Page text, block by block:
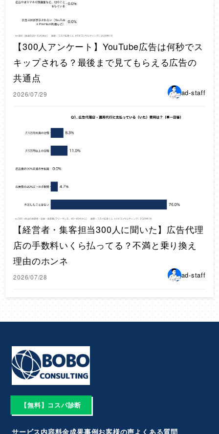
【300人アンケート】YouTube広告は何秒でス
キップされる？最後まで見てもらえる広告の
共通点
2026/07/29 ad-staff
【経営者・集客担当300人に聞いた】広告代理
店の手数料いくら払ってる？不満と乗り換え
理由のホンネ
2026/07/28 ad-staff
【無料】コスパ診断
サービス内容料金成果事例お客様の声よくある質問